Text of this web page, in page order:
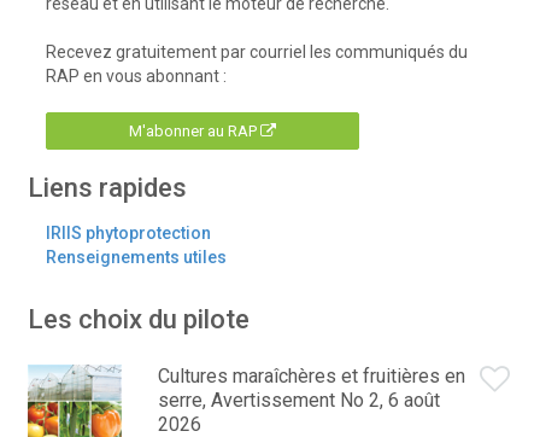
Recevez gratuitement par courriel les communiqués du
RAP en vous abonnant :
M'abonner au RAP
Liens rapides
IRIIS phytoprotection
Renseignements utiles
Les choix du pilote
Cultures maraîchères et fruitières en
serre, Avertissement No 2, 6 août
2026